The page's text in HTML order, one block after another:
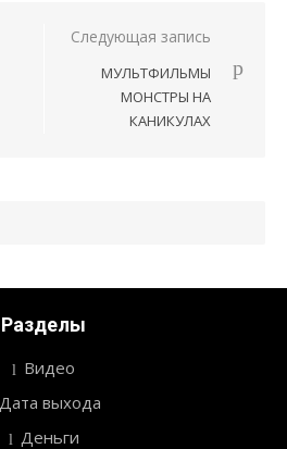
Следующая запись
МУЛЬТФИЛЬМЫ
МОНСТРЫ НА
КАНИКУЛАХ
Разделы
Видео
Дата выхода
Деньги